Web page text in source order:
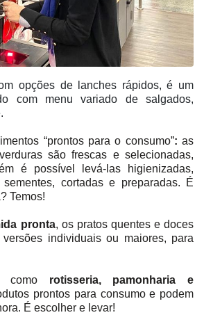
opções de lanches rápidos, é um
com menu variado de salgados,
“prontos para o consumo”: as
são frescas e selecionadas,
é possível levá-las higienizadas,
cortadas e preparadas. É
Temos!
pronta, os pratos quentes e doces
versões individuais ou maiores, para
como rotisseria, pamonharia e
prontos para consumo e podem
É escolher e levar!